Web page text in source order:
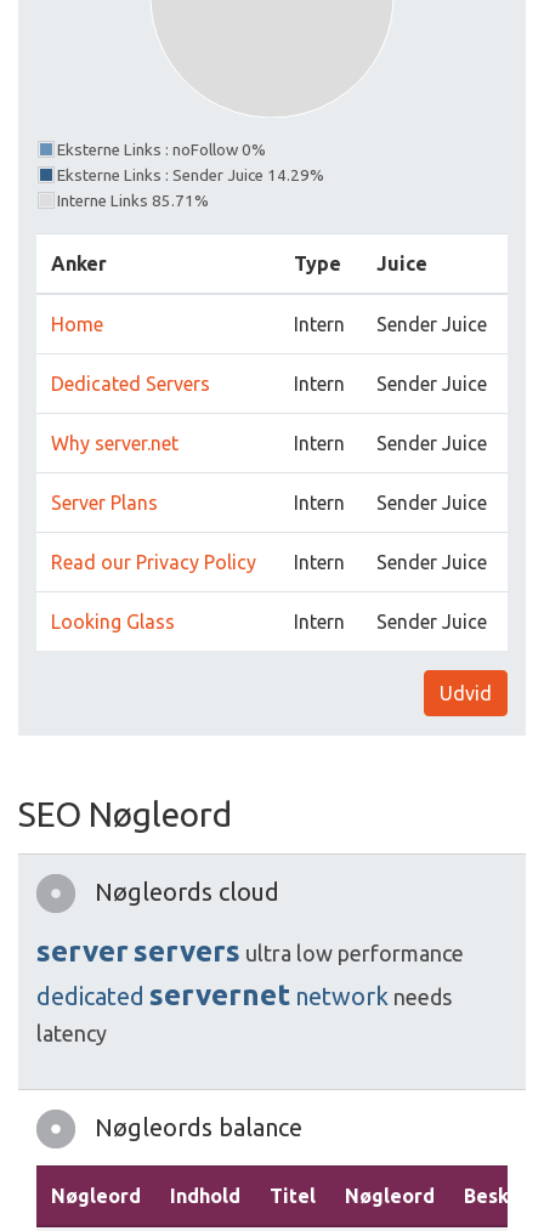
Eksterne Links : noFollow 0%
Eksterne Links : Sender Juice 14.29%
Interne Links 85.71%
Anker Type Juice
Home Intern Sender Juice
Dedicated Servers Intern Sender Juice
Why server.net Intern Sender Juice
Server Plans Intern Sender Juice
Read our Privacy Policy Intern Sender Juice
Looking Glass Intern Sender Juice
Udvid
SEO Nøgleord
Nøgleords cloud
serverservers ultra low performance
dedicated servernet network needs
latency
Nøgleords balance
Nøgleord Indhold Titel Nøgleord